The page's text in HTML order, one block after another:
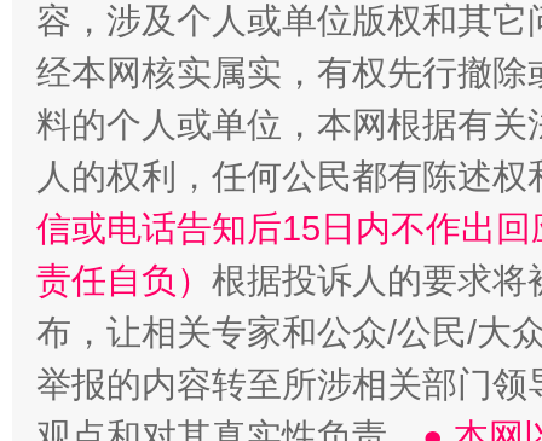
容，涉及个人或单位版权和其它
经本网核实属实，有权先行撤
料的个人或单位，本网根据有
人的权利，任何公民都有陈述
信或电话告知后15日内不作出
责任自负） 根据投诉人的要求将
布，让相关专家和公众/公民/大
举报的内容转至所涉相关部门